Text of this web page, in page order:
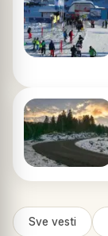
Sve vesti